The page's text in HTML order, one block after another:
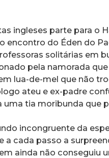
ingleses parte para o
encontro do Éden do
solitárias em
pela namorada
lua-de-mel que não
ateu e ex-padre
uma tia moribunda que
incongruente da
a cada passo a
ainda não conseguiu